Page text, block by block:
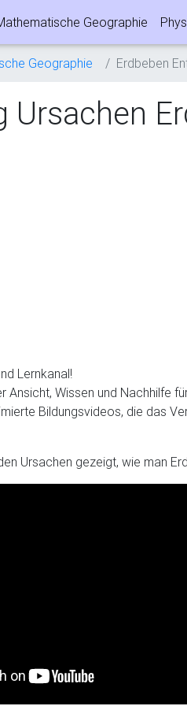
Geographie
Geographie Erdbeben
Ursachen
Lernkanal!
Ansicht, Wissen und
Bildungsvideos, die das
Ursachen gezeigt, wie man